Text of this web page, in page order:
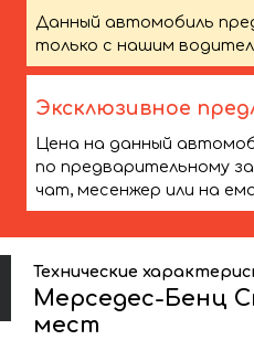
Данный автомобиль
только с нашим
Эксклюзивное
Цена на данный
по предварительному
чат, месенжер или на
Технические
Мерседес-Бенц
мест